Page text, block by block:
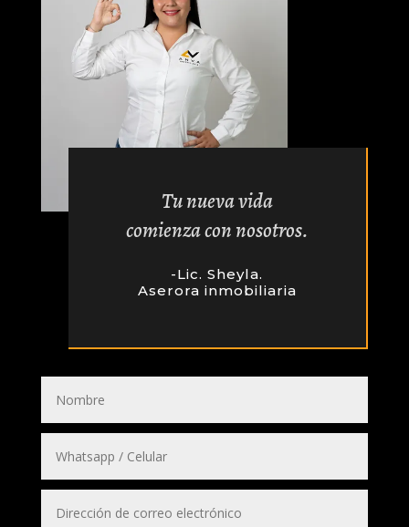
Tu nueva vida
comienza con nosotros.
-Lic. Sheyla.
Aserora inmobiliaria